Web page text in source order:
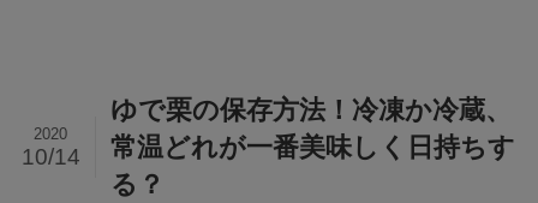
ゆで栗の保存方法！冷凍か冷蔵、
常温どれが一番美味しく日持ちす
る？
2020
10/14